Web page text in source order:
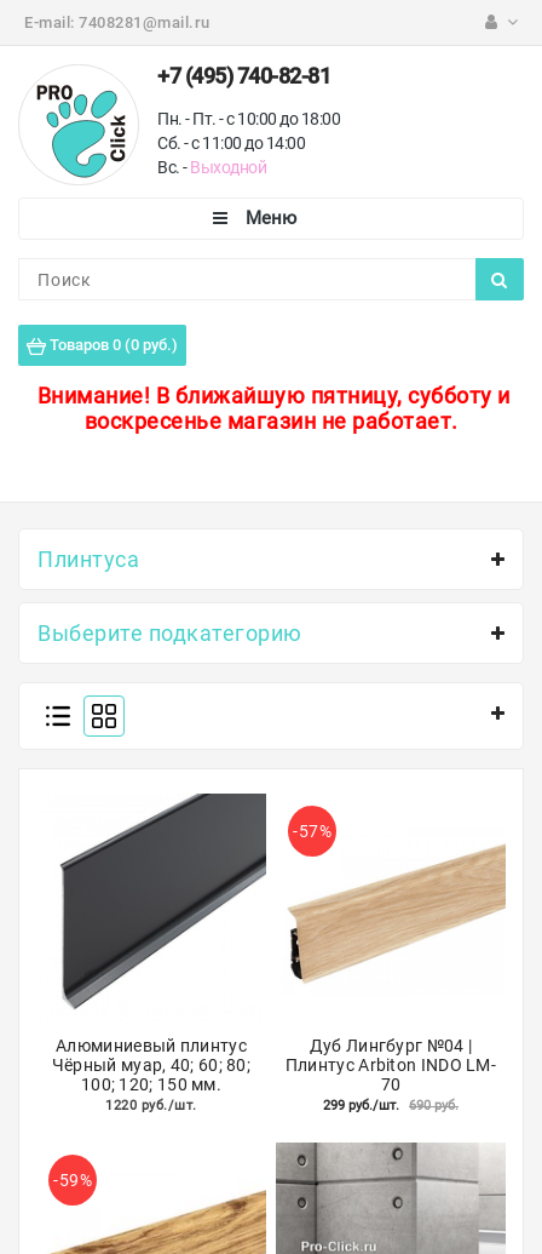
E-mail: 7408281@mail.ru
+7 (495) 740-82-81
Пн. - Пт. - с 10:00 до 18:00
Сб. - с 11:00 до 14:00
Вс. -Выходной
Товаров 0 (0 руб.)
Внимание! В ближайшую пятницу, субботу и
воскресенье магазин не работает.
Пороги для пола
Защитные уголки
Полосы из металла
Плинтуса
Обводы для труб
Крепёж и крепления
Садовая мебель
Доставка
Контакты
Плинтуса
Выберите подкатегорию
Алюминиевый плинтус
Чёрный муар, 40; 60; 80;
100; 120; 150 мм.
1220 руб./шт.
-57%
Дуб Лингбург №04 |
Плинтус Arbiton INDO LM-
70
299 руб./шт. 690 руб.
-59%